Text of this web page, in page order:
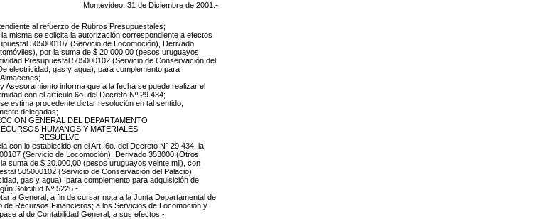
Montevideo, 31 de Diciembre de 2001 .-
al refuerzo de Rubros Presupuestales;
misma se solicita la autorización correspondiente a efectos
505000107 (Servicio de Locomoción), Derivado
por la suma de $ 20.000,00 (pesos uruguayos
Presupuestal 505000102 (Servicio de Conservación del
electricidad, gas y agua), para complemento para
Asesoramiento informa que a la fecha se puede realizar el
con el artículo 6o. del Decreto Nº 29.434;
estima procedente dictar resolución en tal sentido;
delegadas;
GENERAL DEL DEPARTAMENTO
HUMANOS Y MATERIALES
RESUELVE:
con lo establecido en el Art. 6o. del Decreto Nº 29.434, la
(Servicio de Locomoción), Derivado 353000 (Otros
suma de $ 20.000,00 (pesos uruguayos veinte mil), con
505000102 (Servicio de Conservación del Palacio),
gas y agua), para complemento para adquisición de
Solicitud Nº 5226.-
General, a fin de cursar nota a la Junta Departamental de
de Recursos Financieros; a los Servicios de Locomoción y
al de Contabilidad General, a sus efectos.-